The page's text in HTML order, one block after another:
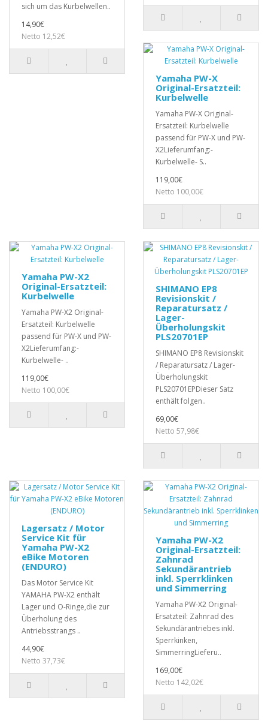
sich um das Kurbelwellen..
14,90€
Netto 12,52€
Yamaha PW-X
Original-Ersatzteil:
Kurbelwelle
Yamaha PW-X Original-
Ersatzteil: Kurbelwelle
passend für PW-X und PW-
X2Lieferumfang:-
Kurbelwelle- S..
119,00€
Netto 100,00€
Yamaha PW-X2
Original-Ersatzteil:
Kurbelwelle
Yamaha PW-X2 Original-
Ersatzteil: Kurbelwelle
passend für PW-X und PW-
X2Lieferumfang:-
Kurbelwelle- ..
119,00€
Netto 100,00€
SHIMANO EP8
Revisionskit /
Reparatursatz /
Lager-
Überholungskit
PLS20701EP
SHIMANO EP8 Revisionskit
/ Reparatursatz / Lager-
Überholungskit
PLS20701EPDieser Satz
enthält folgen..
69,00€
Netto 57,98€
Lagersatz / Motor
Service Kit für
Yamaha PW-X2
eBike Motoren
(ENDURO)
Das Motor Service Kit
YAMAHA PW-X2 enthält
Lager und O-Ringe,die zur
Überholung des
Antriebsstrangs ..
44,90€
Netto 37,73€
Yamaha PW-X2
Original-Ersatzteil:
Zahnrad
Sekundärantrieb
inkl. Sperrklinken
und Simmerring
Yamaha PW-X2 Original-
Ersatzteil: Zahnrad des
Sekundärantriebes inkl.
Sperrkinken,
SimmerringLieferu..
169,00€
Netto 142,02€